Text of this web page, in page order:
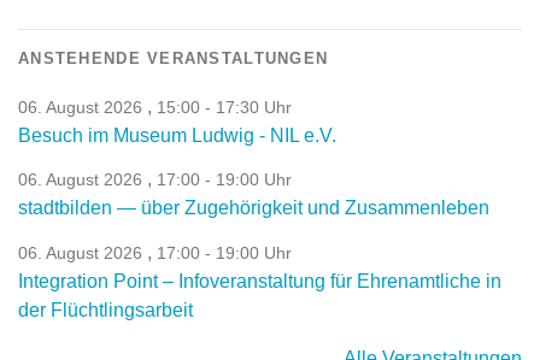
ANSTEHENDE VERANSTALTUNGEN
06. August 2026 , 15:00 - 17:30 Uhr
Besuch im Museum Ludwig - NIL e.V.
06. August 2026 , 17:00 - 19:00 Uhr
stadtbilden — über Zugehörigkeit und Zusammenleben
06. August 2026 , 17:00 - 19:00 Uhr
Integration Point – Infoveranstaltung für Ehrenamtliche in
der Flüchtlingsarbeit